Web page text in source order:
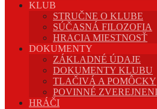
KLUB
STRUČNE O KLUBE
SÚČASNÁ FILOZOFIA
HRACIA MIESTNOSŤ
DOKUMENTY
ZÁKLADNÉ ÚDAJE
DOKUMENTY KLUBU
TLAČIVÁ A POMÔCKY
POVINNÉ
HRÁČI